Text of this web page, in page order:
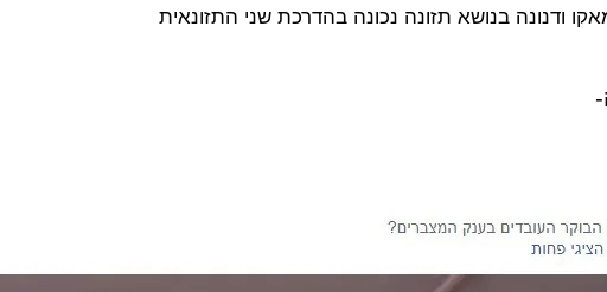
ודנונה בנושא תזונה נכונה בהדרכת שני התזונאית